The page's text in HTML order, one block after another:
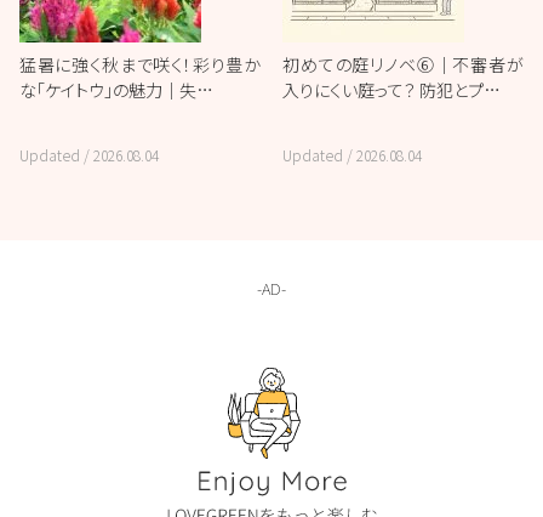
猛暑に強く秋まで咲く！彩り豊か
な「ケイトウ」の魅力｜失…
Updated /2026.08.04
初めての庭リノベ⑥｜不審者が
入りにくい庭って？ 防犯とプ…
Updated /2026.08.04